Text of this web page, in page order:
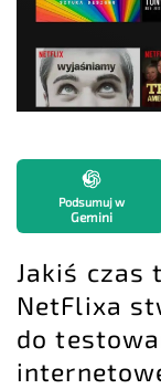
Podsumuj w
Gemini
Jakiś czas
NetFlixa
do